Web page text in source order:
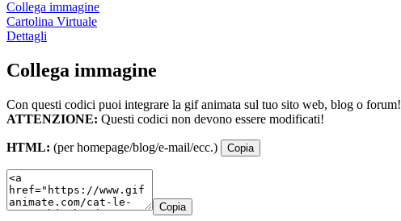
Collega immagine
Cartolina Virtuale
Dettagli
Collega immagine
Con questi codici puoi integrare la gif animata sul tuo sito web, blog o forum!
ATTENZIONE: Questi codici non devono essere modificati!
HTML: (per homepage/blog/e-mail/ecc.) Copia
Copia